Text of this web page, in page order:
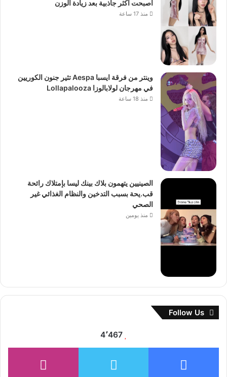
أصبحت أكثر جاذبية بعد زيادة الوزن
منذ 17 ساعة
وينتر من فرقة ايسبا Aespa تثير جنون الكوريين
في مهرجان لولابالوزا Lollapalooza
منذ 18 ساعة
الصينيين يتهمون بلاك بينك ليسا بإمتلاك رائحة
قب.يحة بسبب التدخين والنظام الغذائي غير
الصحي
منذ يومين
Follow Us
4٬467